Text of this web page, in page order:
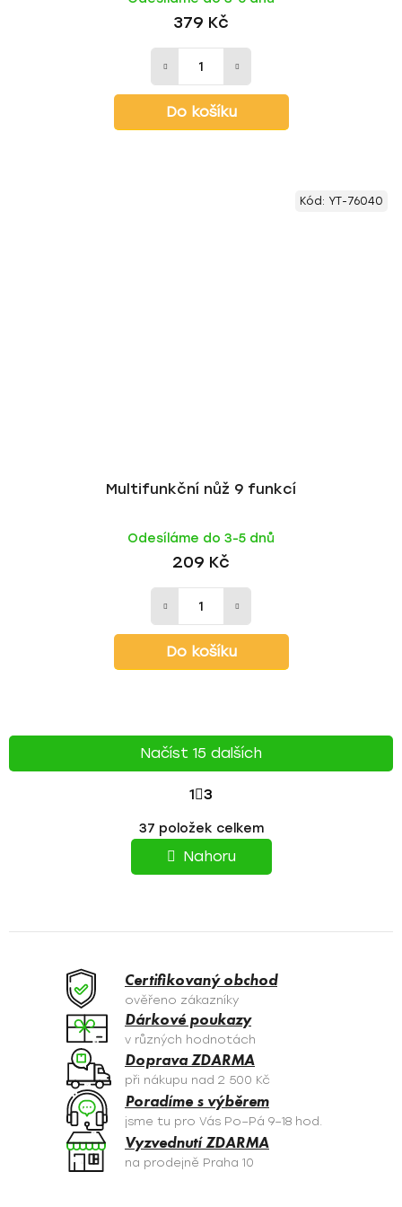
379 Kč
Do košíku
Multifunkční nůž 9 funkcí
Odesíláme do 3-5 dnů
209 Kč
Do košíku
Kód: YT-76040
v
l
á
c
r
v
k
y
v
ý
p
i
s
u
Načíst 15 dalších
S
T
R
Á
K
O
V
Á
N
Í
1 3
37 položek celkem
Nahoru
Certifikovaný obchod
ověřeno zákazníky
Dárkové poukazy
v různých hodnotách
Doprava ZDARMA
při nákupu nad 2 500 Kč
Poradíme s výběrem
jsme tu pro Vás Po–Pá 9–18 hod.
Vyzvednutí ZDARMA
na prodejně Praha 10